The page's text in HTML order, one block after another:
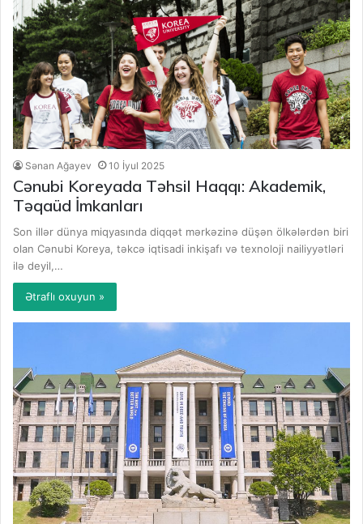
Sənan Ağayev 10 İyul 2025
Cənubi Koreyada Təhsil Haqqı: Akademik,
Təqaüd İmkanları
Son illər dünya miqyasında diqqət mərkəzinə düşən ölkələrdən biri
olan Cənubi Koreya, təkcə iqtisadi inkişafı və texnoloji nailiyyətləri
ilə deyil,…
Ətraflı oxuyun »